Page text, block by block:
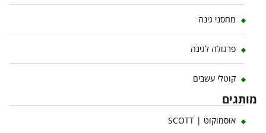
מחסני גינה
פרגולה לגינה
קוטלי עשבים
מותגים
אוסמוקוט | SCOTT